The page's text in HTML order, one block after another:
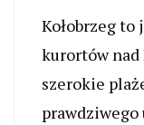
Kołobrzeg
kurortów nad
szerokie
prawdziwego